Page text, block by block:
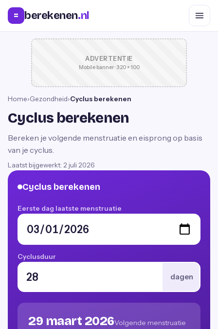
= berekenen.nl
ADVERTENTIE
Mobile banner · 320 × 100
Home›Gezondheid›Cyclus berekenen
Cyclus berekenen
Bereken je volgende menstruatie en eisprong op basis
van je cyclus.
Laatst bijgewerkt: 2 juli 2026
Cyclus berekenen
Eerste dag laatste menstruatie
Cyclusduur
dagen
29 maart 2026Volgende menstruatie